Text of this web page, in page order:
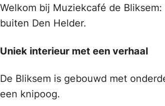
Welkom bij Muziekcafé de
buiten Den Helder.
Uniek interieur met een verhaal
De Bliksem is gebouwd met
een knipoog.